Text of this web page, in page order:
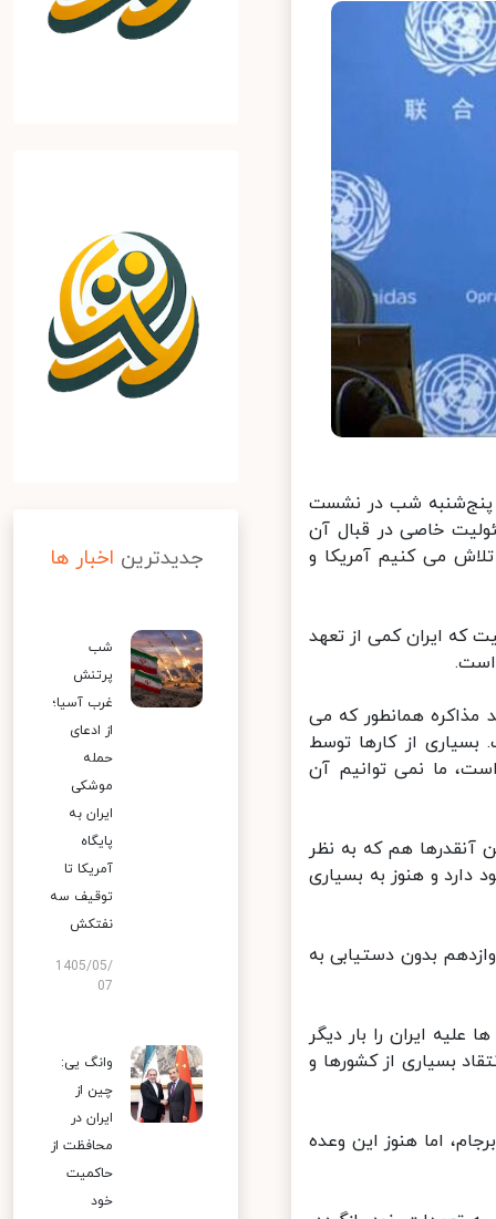
پنج‌شنبه شب در نشست
خاصی در قبال آن
می کنیم آمریکا و
که ایران کمی از تعهد
همانطور که می
از کارها توسط
ما نمی توانیم آن
آنقدرها هم که به نظر
و هنوز به بسیاری
بدون دستیابی به
ها علیه ایران را بار دیگر
بسیاری از کشورها و
اما هنوز این وعده
جدیدترین اخبار ها
شب
پرتنش
غرب آسیا؛
از ادعای
حمله
موشکی
ایران به
پایگاه
آمریکا تا
توقیف سه
نفتکش
1405/05/
07
وانگ یی:
چین از
ایران در
محافظت از
حاکمیت
خود